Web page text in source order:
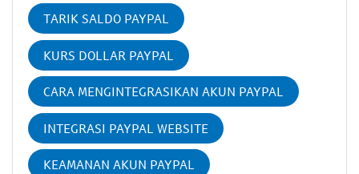
TARIK SALDO PAYPAL
KURS DOLLAR PAYPAL
CARA MENGINTEGRASIKAN AKUN PAYPAL
INTEGRASI PAYPAL WEBSITE
KEAMANAN AKUN PAYPAL